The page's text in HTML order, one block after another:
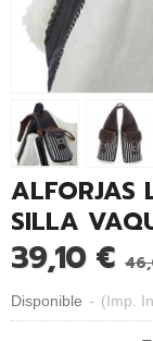
ALFORJAS
SILLA
39,10 €
Disponible - (Imp.